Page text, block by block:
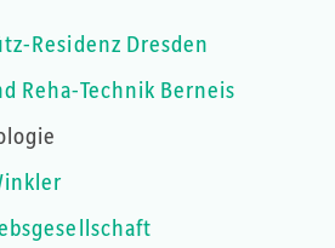
Residenz Dresden
Reha-Technik Berneis